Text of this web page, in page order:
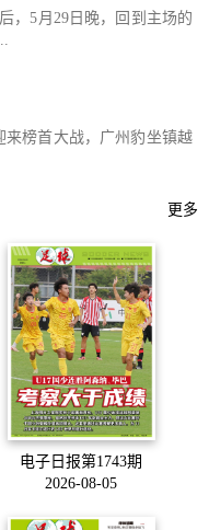
，5月29日晚，回到主场的
来榜首大战，广州豹坐镇越
更多
电子日报第1743期
2026-08-05